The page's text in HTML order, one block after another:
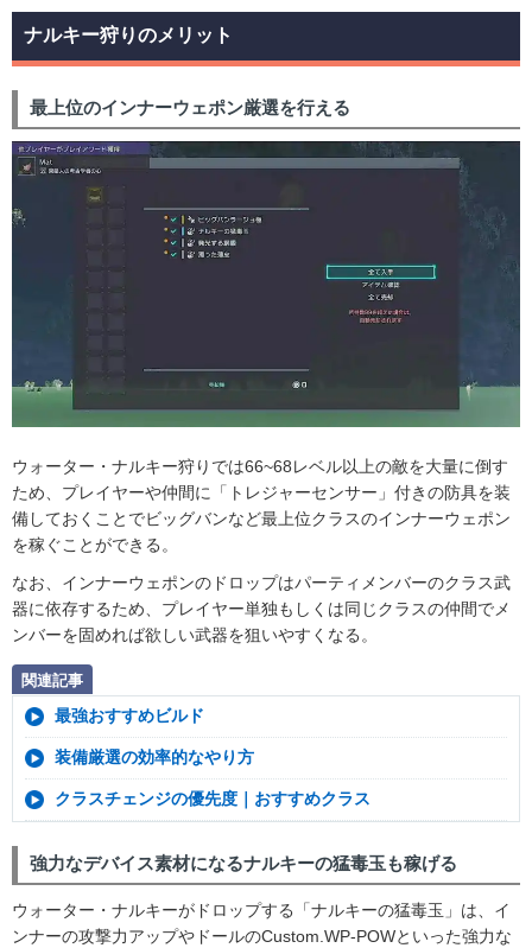
ナルキー狩りのメリット
最上位のインナーウェポン厳選を行える
ウォーター・ナルキー狩りでは66~68レベル以上の敵を大量に倒す
ため、プレイヤーや仲間に「トレジャーセンサー」付きの防具を装
備しておくことでビッグバンなど最上位クラスのインナーウェポン
を稼ぐことができる。
なお、インナーウェポンのドロップはパーティメンバーのクラス武
器に依存するため、プレイヤー単独もしくは同じクラスの仲間でメ
ンバーを固めれば欲しい武器を狙いやすくなる。
関連記事
最強おすすめビルド
装備厳選の効率的なやり方
クラスチェンジの優先度｜おすすめクラス
強力なデバイス素材になるナルキーの猛毒玉も稼げる
ウォーター・ナルキーがドロップする「ナルキーの猛毒玉」は、イ
ンナーの攻撃力アップやドールのCustom.WP-POWといった強力な